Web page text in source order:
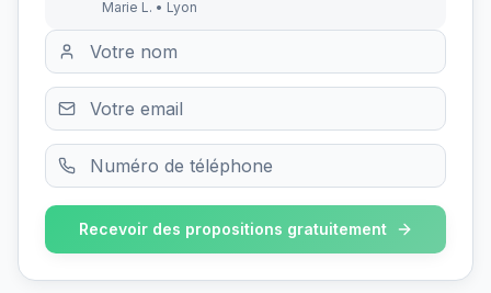
Marie L. • Lyon
Recevoir des propositions gratuitement